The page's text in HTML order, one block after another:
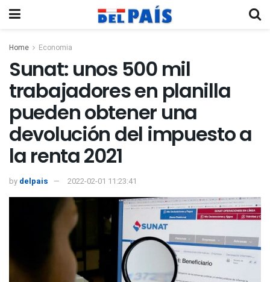
Home Economia
Sunat: unos 500 mil
trabajadores en planilla
pueden obtener una
devolución del impuesto a
la renta 2021
by delpais 2022-02-01 11:23:41